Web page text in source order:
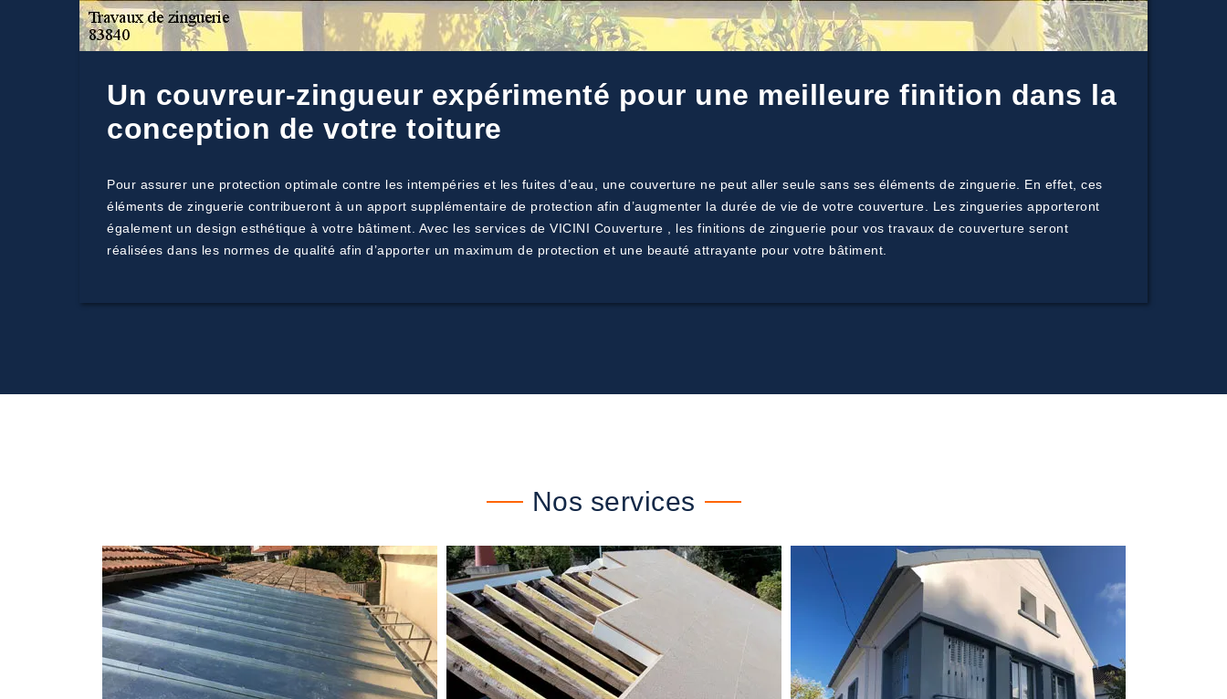
Un couvreur-zingueur expérimenté pour une meilleure finition dans la
conception de votre toiture
Pour assurer une protection optimale contre les intempéries et les fuites d’eau, une couverture ne peut aller seule sans ses éléments de zinguerie. En effet, ces
éléments de zinguerie contribueront à un apport supplémentaire de protection afin d’augmenter la durée de vie de votre couverture. Les zingueries apporteront
également un design esthétique à votre bâtiment. Avec les services de VICINI Couverture , les finitions de zinguerie pour vos travaux de couverture seront
réalisées dans les normes de qualité afin d’apporter un maximum de protection et une beauté attrayante pour votre bâtiment.
Nos services